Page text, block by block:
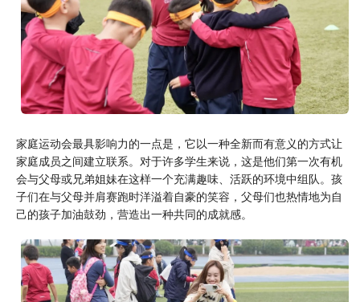
家庭运动会最具影响力的一点是，它以一种全新而有意义的方式让
家庭成员之间建立联系。对于许多学生来说，这是他们第一次有机
会与父母或兄弟姐妹在这样一个充满趣味、活跃的环境中组队。孩
子们在与父母并肩赛跑时洋溢着自豪的笑容，父母们也热情地为自
己的孩子加油鼓劲，营造出一种共同的成就感。